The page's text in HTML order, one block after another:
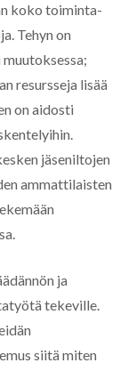
koko toiminta-
Tehyn on
resursseja lisää
on aidosti
jäseniltojen
ammattilaisten
ja
tekeville.
siitä miten